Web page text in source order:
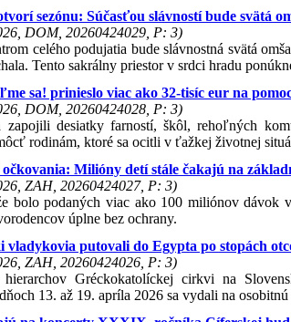
sezónu: Súčasťou slávností bude svätá
DOM, 20260424029, P: 3)
celého podujatia bude slávnostná svätá
Tento sakrálny priestor v srdci hradu
sa! prinieslo viac ako 32-tisíc eur na
DOM, 20260424028, P: 3)
zapojili desiatky farností, škôl, rehoľných
rodinám, ktoré sa ocitli v ťažkej životnej
očkovania: Milióny detí stále čakajú na
ZAH, 20260424027, P: 3)
bolo podaných viac ako 100 miliónov dávok
úplne bez ochrany.
vladykovia putovali do Egypta po stopách
ZAH, 20260424026, P: 3)
Gréckokatolíckej cirkvi na
13. až 19. apríla 2026 sa vydali na